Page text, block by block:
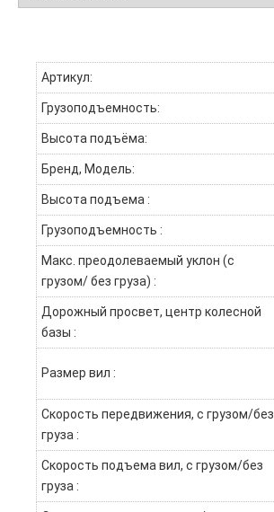
Артикул:
Грузоподъемность:
Высота подъёма:
Бренд, Модель:
Высота подъема :
Грузоподъемность :
Макс. преодолеваемый уклон (с
грузом/ без груза) :
Дорожный просвет, центр колесной
базы :
Размер вил :
Скорость передвижения, с грузом/без
груза :
Скорость подъема вил, с грузом/без
груза :